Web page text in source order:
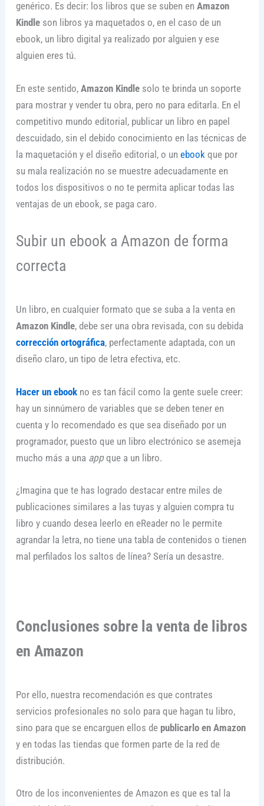
genérico. Es decir: los libros que se suben en Amazon
Kindleson libros ya maquetados o, en el caso de un
ebook, un libro digital ya realizado por alguien y ese
alguien eres tú.
En este sentido, Amazon Kindlesolo te brinda un soporte
para mostrar y vender tu obra, pero no para editarla. En el
competitivo mundo editorial, publicar un libro en papel
descuidado, sin el debido conocimiento en las técnicas de
la maquetación y el diseño editorial, o un ebookque por
su mala realización no se muestre adecuadamente en
todos los dispositivos o no te permita aplicar todas las
ventajas de un ebook, se paga caro.
Subir un ebook a Amazon de forma
correcta
Un libro, en cualquier formato que se suba a la venta en
Amazon Kindle, debe ser una obra revisada, con su debida
corrección ortográfica, perfectamente adaptada, con un
diseño claro, un tipo de letra efectiva, etc.
Hacer un ebookno es tan fácil como la gente suele creer:
hay un sinnúmero de variables que se deben tener en
cuenta y lo recomendado es que sea diseñado por un
programador, puesto que un libro electrónico se asemeja
mucho más a una appque a un libro.
¿Imagina que te has logrado destacar entre miles de
publicaciones similares a las tuyas y alguien compra tu
libro y cuando desea leerlo en eReader no le permite
agrandar la letra, no tiene una tabla de contenidos o tienen
mal perfilados los saltos de línea? Sería un desastre.
Conclusiones sobre la venta de libros
en Amazon
Por ello, nuestra recomendación es que contrates
servicios profesionales no solo para que hagan tu libro,
sino para que se encarguen ellos de publicarlo en Amazon
y en todas las tiendas que formen parte de la red de
distribución.
Otro de los inconvenientes de Amazon es que es tal la